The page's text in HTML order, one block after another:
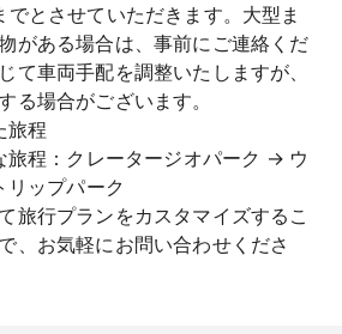
でとさせていただきます。大型ま
がある場合は、事前にご連絡くだ
て車両手配を調整いたしますが、
る場合がございます。
旅程
旅程：クレータージオパーク → ウ
ップパーク
旅行プランをカスタマイズするこ
、お気軽にお問い合わせくださ